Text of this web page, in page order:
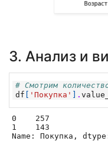
3. Анализ и
# Смотрим
df
'Покупка' .
0    257
1    143
Name: Покупка,